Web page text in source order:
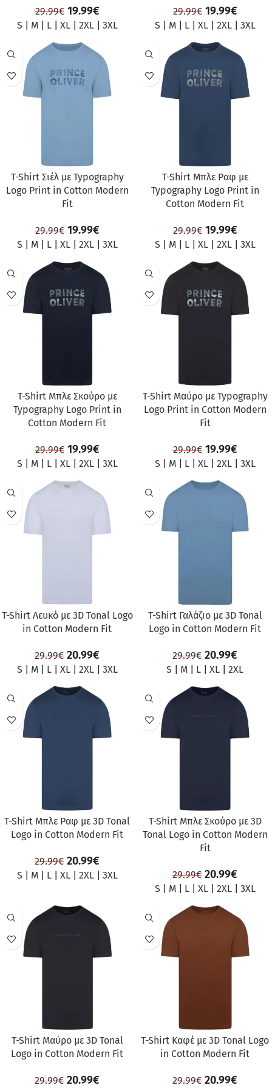
29.99€ 19.99€
S M| L| XL| 2XL| 3XL
29.99€ 19.99€
S M| L| XL| 2XL| 3XL
ΠΡΟΣΦΟΡΆ
T-Shirt Σιέλ με Typography
Logo Print in Cotton Modern
Fit
29.99€ 19.99€
S M| L| XL| 2XL| 3XL
ΠΡΟΣΦΟΡΆ
T-Shirt Μπλε Ραφ με
Typography Logo Print in
Cotton Modern Fit
29.99€ 19.99€
S M| L| XL| 2XL| 3XL
ΠΡΟΣΦΟΡΆ
T-Shirt Μπλε Σκούρο με
Typography Logo Print in
Cotton Modern Fit
29.99€ 19.99€
S M| L| XL| 2XL| 3XL
ΠΡΟΣΦΟΡΆ
T-Shirt Μαύρο με Typography
Logo Print in Cotton Modern
Fit
29.99€ 19.99€
S M| L| XL| 2XL| 3XL
ΠΡΟΣΦΟΡΆ
T-Shirt Λευκό με 3D Tonal Logo
in Cotton Modern Fit
29.99€ 20.99€
S M| L| XL| 2XL| 3XL
ΠΡΟΣΦΟΡΆ
T-Shirt Γαλάζιο με 3D Tonal
Logo in Cotton Modern Fit
29.99€ 20.99€
S M L XL 2XL
ΠΡΟΣΦΟΡΆ
T-Shirt Μπλε Ραφ με 3D Tonal
Logo in Cotton Modern Fit
29.99€ 20.99€
S M| L| XL| 2XL| 3XL
ΠΡΟΣΦΟΡΆ
T-Shirt Μπλε Σκούρο με 3D
Tonal Logo in Cotton Modern
Fit
29.99€ 20.99€
S M| L| XL| 2XL| 3XL
ΠΡΟΣΦΟΡΆ
T-Shirt Μαύρο με 3D Tonal
Logo in Cotton Modern Fit
29.99€ 20.99€
ΠΡΟΣΦΟΡΆ
T-Shirt Καφέ με 3D Tonal Logo
in Cotton Modern Fit
29.99€ 20.99€